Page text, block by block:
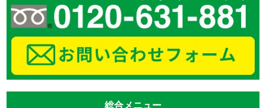
総合メニュー